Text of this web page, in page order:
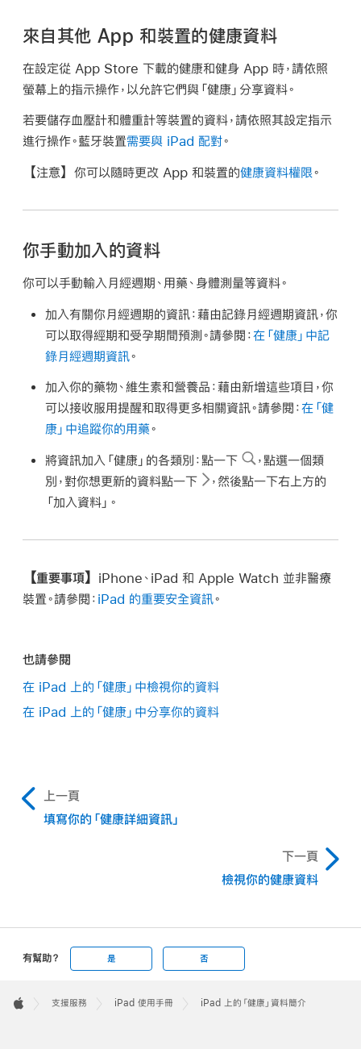
來自其他 App 和裝置的健康資料
在設定從 App Store 下載的健康和健身 App 時，請依照
螢幕上的指示操作，以允許它們與「健康」分享資料。
若要儲存血壓計和體重計等裝置的資料，請依照其設定指示
進行操作。藍牙裝置需要與 iPad 配對。
【注意】 你可以隨時更改 App 和裝置的健康資料權限。
你手動加入的資料
你可以手動輸入月經週期、用藥、身體測量等資料。
加入有關你月經週期的資訊： 藉由記錄月經週期資訊，你
可以取得經期和受孕期間預測。請參閱：在「健康」中記
錄月經週期資訊。
加入你的藥物、維生素和營養品： 藉由新增這些項目，你
可以接收服用提醒和取得更多相關資訊。請參閱：在「健
康」中追蹤你的用藥。
將資訊加入「健康」的各類別：點一下
，點選一個類
別，對你想更新的資料點一下
，然後點一下右上方的
「加入資料」。
【重要事項】 iPhone、iPad 和 Apple Watch 並非醫療
裝置。請參閱： iPad 的重要安全資訊。
也請參閱
在 iPad 上的「健康」中檢視你的資料
在 iPad 上的「健康」中分享你的資料
上一頁
填寫你的「健康詳細資訊」
下一頁
檢視你的健康資料
有幫助？ 是 否
Footer

支援服務 iPad 使用手冊 iPad 上的「健康」資料簡介